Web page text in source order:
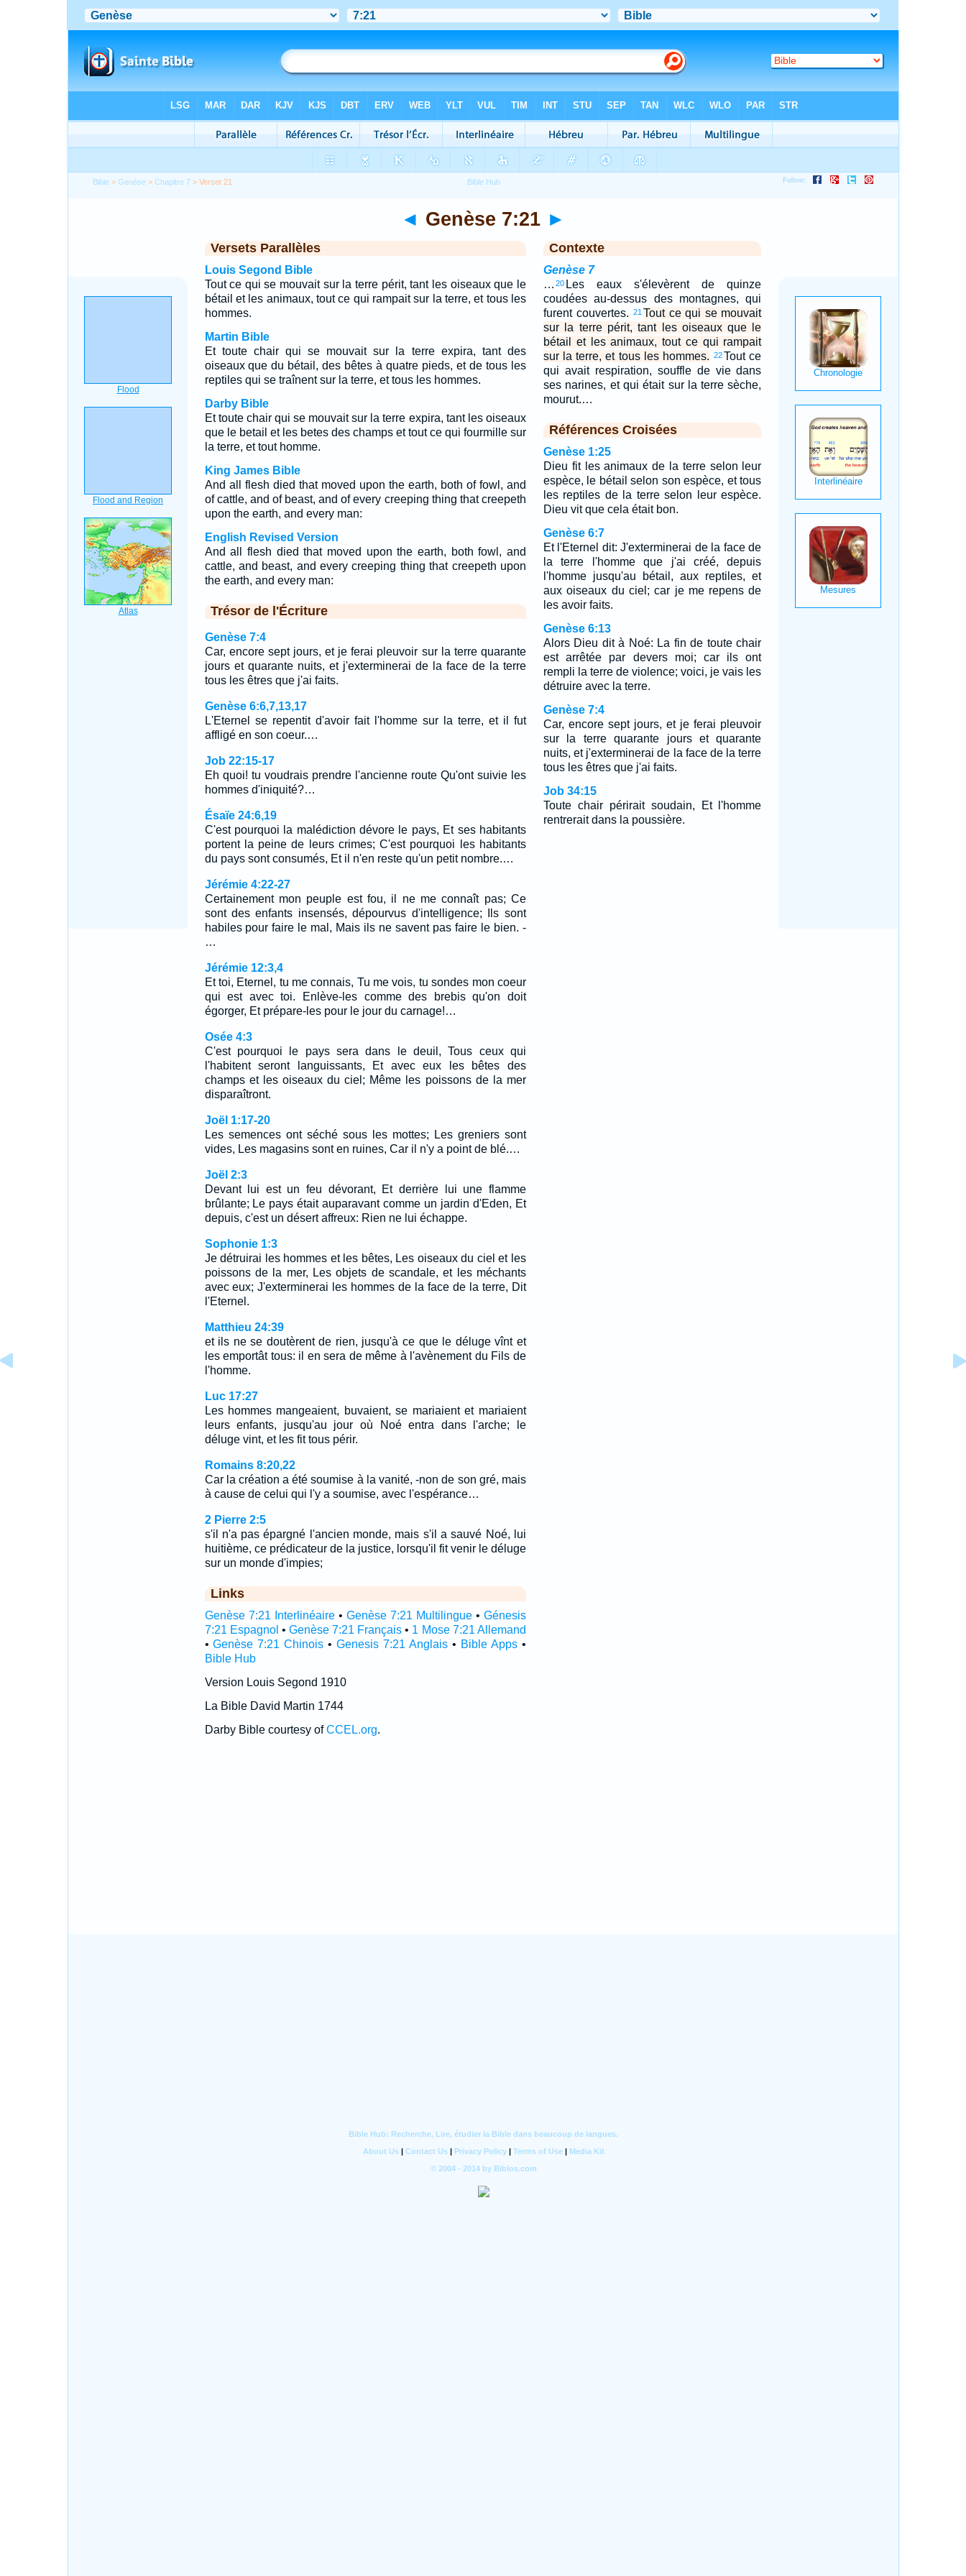
Bible >Genèse >Chapitre 7 > Verset 21
◄ Genèse 7:21 ►
Versets Parallèles
Louis Segond Bible
Tout ce qui se mouvait sur la terre périt, tant les oiseaux que le
bétail et les animaux, tout ce qui rampait sur la terre, et tous les
hommes.
Martin Bible
Et toute chair qui se mouvait sur la terre expira, tant des
oiseaux que du bétail, des bêtes à quatre pieds, et de tous les
reptiles qui se traînent sur la terre, et tous les hommes.
Darby Bible
Et toute chair qui se mouvait sur la terre expira, tant les oiseaux
que le betail et les betes des champs et tout ce qui fourmille sur
la terre, et tout homme.
King James Bible
And all flesh died that moved upon the earth, both of fowl, and
of cattle, and of beast, and of every creeping thing that creepeth
upon the earth, and every man:
English Revised Version
And all flesh died that moved upon the earth, both fowl, and
cattle, and beast, and every creeping thing that creepeth upon
the earth, and every man:
Trésor de l'Écriture
Genèse 7:4
Car, encore sept jours, et je ferai pleuvoir sur la terre quarante
jours et quarante nuits, et j'exterminerai de la face de la terre
tous les êtres que j'ai faits.
Genèse 6:6,7,13,17
L'Eternel se repentit d'avoir fait l'homme sur la terre, et il fut
affligé en son coeur.…
Job 22:15-17
Eh quoi! tu voudrais prendre l'ancienne route Qu'ont suivie les
hommes d'iniquité?…
Ésaïe 24:6,19
C'est pourquoi la malédiction dévore le pays, Et ses habitants
portent la peine de leurs crimes; C'est pourquoi les habitants
du pays sont consumés, Et il n'en reste qu'un petit nombre.…
Jérémie 4:22-27
Certainement mon peuple est fou, il ne me connaît pas; Ce
sont des enfants insensés, dépourvus d'intelligence; Ils sont
habiles pour faire le mal, Mais ils ne savent pas faire le bien. -
…
Jérémie 12:3,4
Et toi, Eternel, tu me connais, Tu me vois, tu sondes mon coeur
qui est avec toi. Enlève-les comme des brebis qu'on doit
égorger, Et prépare-les pour le jour du carnage!…
Osée 4:3
C'est pourquoi le pays sera dans le deuil, Tous ceux qui
l'habitent seront languissants, Et avec eux les bêtes des
champs et les oiseaux du ciel; Même les poissons de la mer
disparaîtront.
Joël 1:17-20
Les semences ont séché sous les mottes; Les greniers sont
vides, Les magasins sont en ruines, Car il n'y a point de blé.…
Joël 2:3
Devant lui est un feu dévorant, Et derrière lui une flamme
brûlante; Le pays était auparavant comme un jardin d'Eden, Et
depuis, c'est un désert affreux: Rien ne lui échappe.
Sophonie 1:3
Je détruirai les hommes et les bêtes, Les oiseaux du ciel et les
poissons de la mer, Les objets de scandale, et les méchants
avec eux; J'exterminerai les hommes de la face de la terre, Dit
l'Eternel.
Matthieu 24:39
et ils ne se doutèrent de rien, jusqu'à ce que le déluge vînt et
les emportât tous: il en sera de même à l'avènement du Fils de
l'homme.
Luc 17:27
Les hommes mangeaient, buvaient, se mariaient et mariaient
leurs enfants, jusqu'au jour où Noé entra dans l'arche; le
déluge vint, et les fit tous périr.
Romains 8:20,22
Car la création a été soumise à la vanité, -non de son gré, mais
à cause de celui qui l'y a soumise, avec l'espérance…
2 Pierre 2:5
s'il n'a pas épargné l'ancien monde, mais s'il a sauvé Noé, lui
huitième, ce prédicateur de la justice, lorsqu'il fit venir le déluge
sur un monde d'impies;
Links
Genèse 7:21 Interlinéaire• Genèse 7:21 Multilingue• Génesis
7:21 Espagnol • Genèse 7:21 Français • 1 Mose 7:21 Allemand
•Genèse 7:21 Chinois •Genesis 7:21 Anglais • Bible Apps •
Bible Hub
Version Louis Segond 1910
La Bible David Martin 1744
Darby Bible courtesy ofCCEL.org.
Contexte
Genèse 7
… 20 Les eaux s'élevèrent de quinze
coudées au-dessus des montagnes, qui
furent couvertes. 21 Tout ce qui se mouvait
sur la terre périt, tant les oiseaux que le
bétail et les animaux, tout ce qui rampait
sur la terre, et tous les hommes.
22Tout ce
qui avait respiration, souffle de vie dans
ses narines, et qui était sur la terre sèche,
mourut.…
Références Croisées
Genèse 1:25
Dieu fit les animaux de la terre selon leur
espèce, le bétail selon son espèce, et tous
les reptiles de la terre selon leur espèce.
Dieu vit que cela était bon.
Genèse 6:7
Et l'Eternel dit: J'exterminerai de la face de
la terre l'homme que j'ai créé, depuis
l'homme jusqu'au bétail, aux reptiles, et
aux oiseaux du ciel; car je me repens de
les avoir faits.
Genèse 6:13
Alors Dieu dit à Noé: La fin de toute chair
est arrêtée par devers moi; car ils ont
rempli la terre de violence; voici, je vais les
détruire avec la terre.
Genèse 7:4
Car, encore sept jours, et je ferai pleuvoir
sur la terre quarante jours et quarante
nuits, et j'exterminerai de la face de la terre
tous les êtres que j'ai faits.
Job 34:15
Toute chair périrait soudain, Et l'homme
rentrerait dans la poussière.